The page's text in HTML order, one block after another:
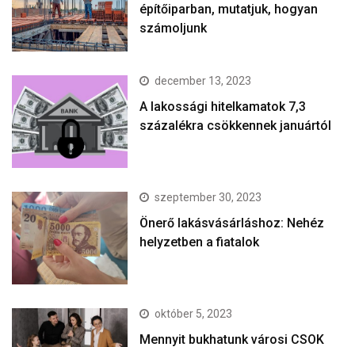
építőiparban, mutatjuk, hogyan
számoljunk
december 13, 2023
A lakossági hitelkamatok 7,3
százalékra csökkennek januártól
szeptember 30, 2023
Önerő lakásvásárláshoz: Nehéz
helyzetben a fiatalok
október 5, 2023
Mennyit bukhatunk városi CSOK